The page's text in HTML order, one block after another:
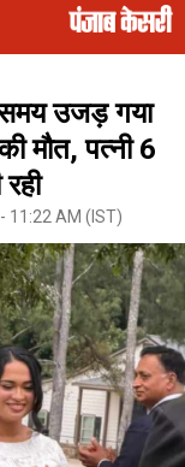
उजड़ गया
मौत, पत्नी 6
11:22 AM (IST)